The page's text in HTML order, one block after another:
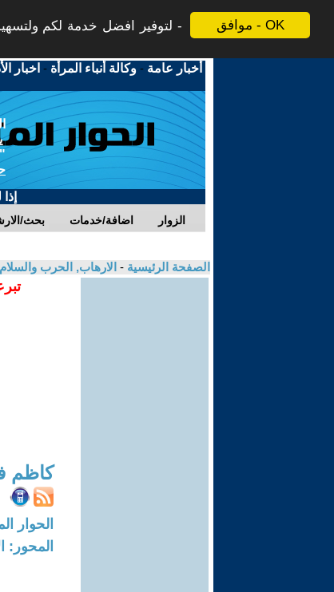
موافق - OK
لتوفير افضل خدمة لكم
أخبار عامة -وكالة أنباء المرأة - اخبار
بحث/ اضافة/خدمات الزوار
الصفحة الرئيسية - الارهاب, الحرب والسلام
كاظم
الحوار المتمدن-
المحور: